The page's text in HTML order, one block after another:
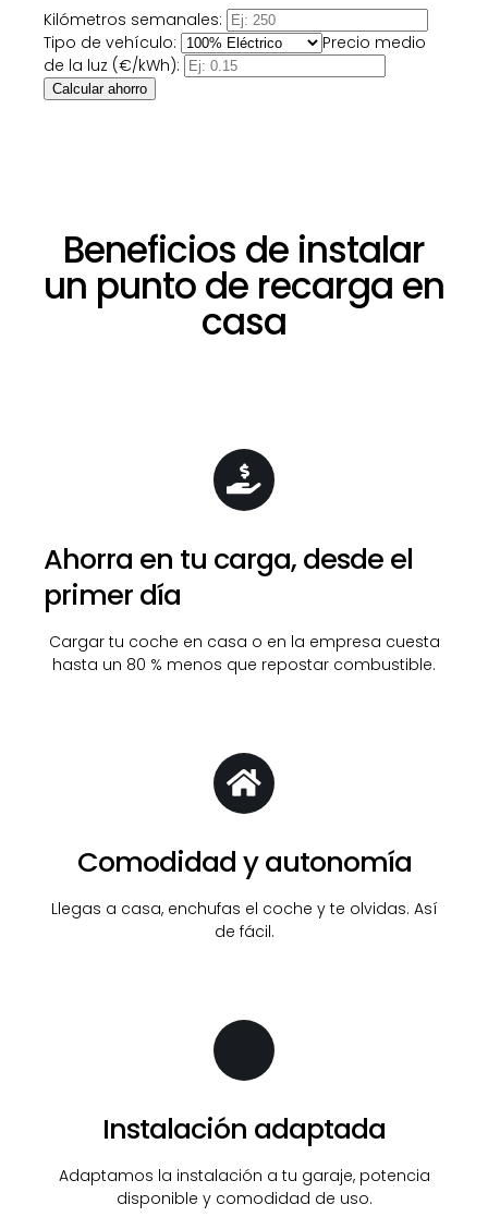
Kilómetros semanales:
Tipo de vehículo:
Precio medio
de la luz (€/kWh):
Calcular ahorro
Beneficios de instalar
un punto de recarga en
casa
Ahorra en tu carga, desde el
primer día
Cargar tu coche en casa o en la empresa cuesta
hasta un 80 % menos que repostar combustible.
Comodidad y autonomía
Llegas a casa, enchufas el coche y te olvidas. Así
de fácil.
Instalación adaptada
Adaptamos la instalación a tu garaje, potencia
disponible y comodidad de uso.